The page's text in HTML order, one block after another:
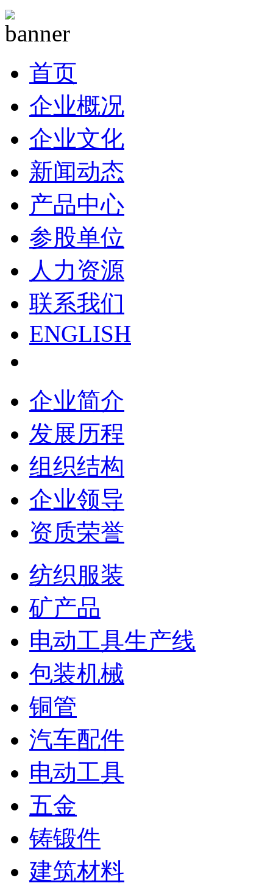
首页
企业概况
企业文化
新闻动态
产品中心
参股单位
人力资源
联系我们
ENGLISH
企业简介
发展历程
组织结构
企业领导
资质荣誉
纺织服装
矿产品
电动工具生产线
包装机械
铜管
汽车配件
电动工具
五金
铸锻件
建筑材料